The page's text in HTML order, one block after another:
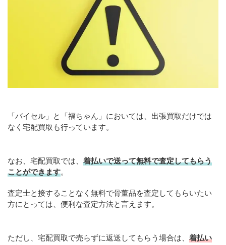
「バイセル」と「福ちゃん」においては、出張買取だけでは
なく宅配買取も行っています。
なお、宅配買取では、 着払いで送って無料で査定してもらう
ことができます。
査定士と接することなく無料で骨董品を査定してもらいたい
方にとっては、便利な査定方法と言えます。
ただし、宅配買取で売らずに返送してもらう場合は、 着払い